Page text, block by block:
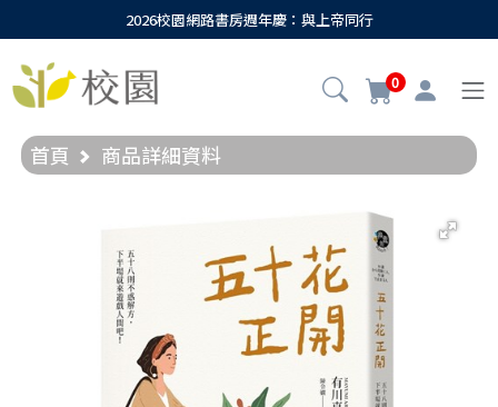
2026校園網路書房週年慶：與上帝同行
0
首頁 商品詳細資料